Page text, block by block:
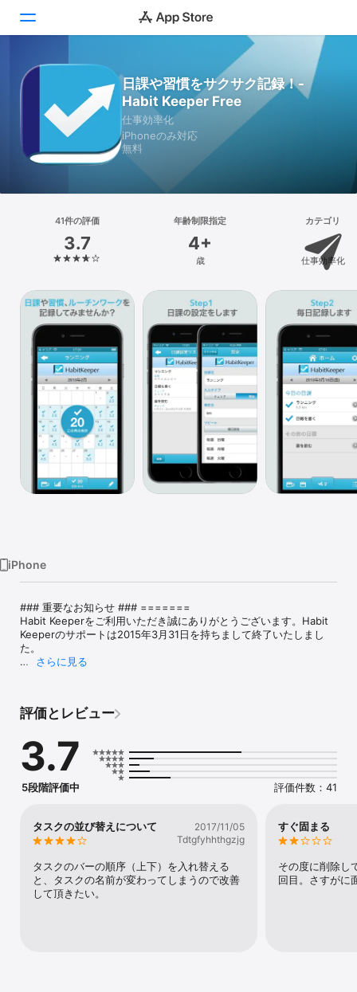
ゲーム
検索
プラットフォーム
iPhone
iPad
Mac
Vision
Watch
日課や習慣をサクサク記録！-
Habit Keeper Free
仕事効率化
iPhoneのみ対応
無料
41件の評価
3.7
年齢制限指定
4+
歳
カテゴリ
仕事効率化
iPhone
### 重要なお知らせ ### =======
Habit Keeperをご利用いただき誠にありがとうございます。Habit
Keeperのサポートは2015年3月31日を持ちまして終了いたしまし
た。
ん。
現在Habit Keeperの後継となるアプリを開発予定です。その場合、
Habit Keeperのアップデートではなく、別アプリでのリリースを予
定しています。
新アプリのリリース時期は未定です。
=========================
本）
これならつづくかも！　Habit Keeperは日課や習慣、ルーチンワー
さらに見る
評価とレビュー
3.7
5段階評価中 評価件数：41
タスクの並び替えについて
2017/11/05
Tdtgfyhhthgzjg
タスクのバーの順序（上下）を入れ替える
と、タスクの名前が変わってしまうので改善
して頂きたい。
すぐ固まる
その度に削除し
回目。さすがに